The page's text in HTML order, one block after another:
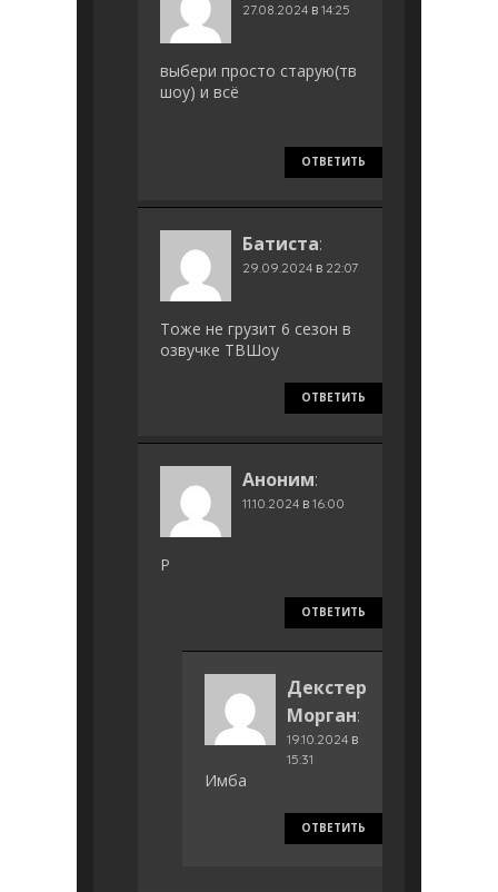
27.08.2024 в 14:25
выбери просто старую(тв
шоу) и всё
ОТВЕТИТЬ
Батиста:
29.09.2024 в 22:07
Тоже не грузит 6 сезон в
озвучке ТВШоу
ОТВЕТИТЬ
Аноним:
11.10.2024 в 16:00
Р
ОТВЕТИТЬ
Декстер
Морган:
19.10.2024 в
15:31
Имба
ОТВЕТИТЬ